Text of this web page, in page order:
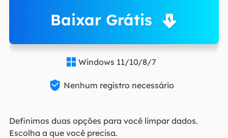
Baixar Grátis
 Windows 11/10/8/7
 Nenhum registro necessário
Definimos duas opções para você limpar dados.
Escolha a que você precisa.